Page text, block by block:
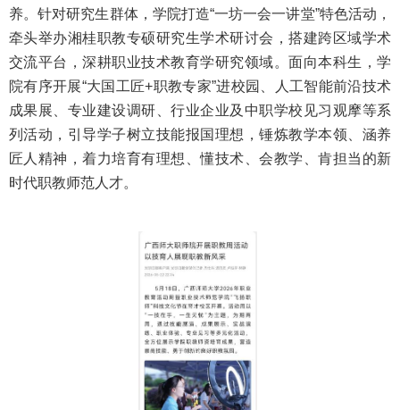
养。针对研究生群体，学院打造“一坊一会一讲堂”特色活动，
牵头举办湘桂职教专硕研究生学术研讨会，搭建跨区域学术
交流平台，深耕职业技术教育学研究领域。面向本科生，学
院有序开展“大国工匠+职教专家”进校园、人工智能前沿技术
成果展、专业建设调研、行业企业及中职学校见习观摩等系
列活动，引导学子树立技能报国理想，锤炼教学本领、涵养
匠人精神，着力培育有理想、懂技术、会教学、肯担当的新
时代职教师范人才。